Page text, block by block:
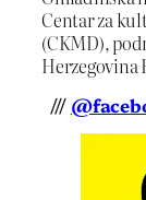
Centar za
(CKMD),
Herzegovina
///